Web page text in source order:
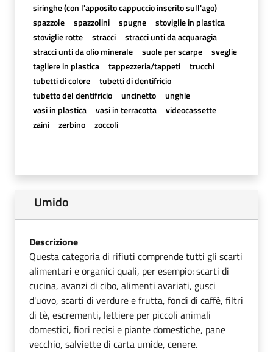
siringhe (con l'apposito cappuccio inserito sull'ago)
spazzole
spazzolini spugne
stoviglie in plastica
stoviglie rotte
stracci
stracci unti da acquaragia
stracci unti da olio minerale
suole per scarpe
sveglie
tagliere in plastica
tappezzeria/tappeti
trucchi
tubetti di colore
tubetti di dentifricio
tubetto del dentifricio
uncinetto
unghie
vasi in plastica
vasi in terracotta
videocassette
zaini
zerbino zoccoli
Umido
Descrizione
Questa categoria di rifiuti comprende tutti gli scarti
alimentari e organici quali, per esempio: scarti di
cucina, avanzi di cibo, alimenti avariati, gusci
d'uovo, scarti di verdure e frutta, fondi di caffè, filtri
di tè, escrementi, lettiere per piccoli animali
domestici, fiori recisi e piante domestiche, pane
vecchio, salviette di carta umide, cenere.